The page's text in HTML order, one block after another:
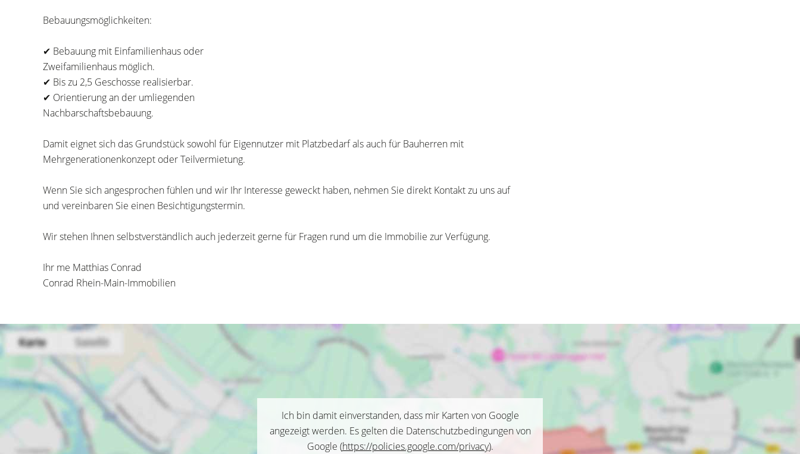
Bebauungsmöglichkeiten:
✔ Bebauung mit Einfamilienhaus oder
Zweifamilienhaus möglich.
✔ Bis zu 2,5 Geschosse realisierbar.
✔ Orientierung an der umliegenden
Nachbarschaftsbebauung.
Damit eignet sich das Grundstück sowohl für Eigennutzer mit Platzbedarf als auch für Bauherren mit
Mehrgenerationenkonzept oder Teilvermietung.
Wenn Sie sich angesprochen fühlen und wir Ihr Interesse geweckt haben, nehmen Sie direkt Kontakt zu uns auf
und vereinbaren Sie einen Besichtigungstermin.
Wir stehen Ihnen selbstverständlich auch jederzeit gerne für Fragen rund um die Immobilie zur Verfügung.
Ihr me Matthias Conrad
Conrad Rhein-Main-Immobilien
Ich bin damit einverstanden, dass mir Karten von Google
angezeigt werden. Es gelten die Datenschutzbedingungen von
Google (https://policies.google.com/privacy).